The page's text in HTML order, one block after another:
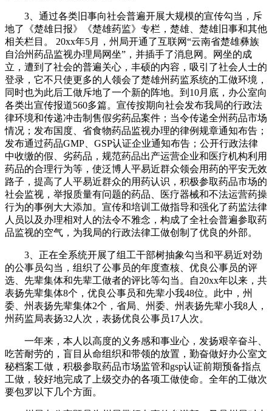
3、通过各类旧事向社会普遍开展大规模的宣传勾当，斥
地了《楚雄日报》《楚雄药监》专栏，楚雄、楚雄旧事和其他
相关栏目。 20xx年5月，州局开通了互联网“云南省楚雄彝族
自治州药品监视办理局网坐”，并插手了消息网。网坐的成
立，遭到了社会的普遍关心，丰硕的内容，吸引了社会人士的
登录，它不只使更多的人领会了楚雄州药监系统的工做环境，
同时也为此后工做斥地了一个新的阵地。到10月底，办公室向
各类出宣传报道560多篇。宣传按期向社会发布我局的行政法
律环境和传递冲击制售假劣药品案件；当令传递全州药品市场
情况；发布国度、省食物药品监视办理的律例规章通知布告；
发布通过药品GMP、GSP认证企业通知布告；公开行政法律
中收缴的假、劣药品，规范药品出产运营企业和医疗机构利用
药品的合理行为等，使泛博人平易近群众领会用药的平安无效
路子，提高了人平易近群众的用药认识，积极参取药品市场的
社会监视，举报质量有问题的药品、医疗器械和不法运营药操
行为的事例大大添加。宣传和培训工做指导和强化了药监法律
人员以及办理相对人的法令不雅念，构成了全社会普遍参取药
品监视的空气，为我局的行政法律工做创制了优良的外部。
3、正在全系统开展了组工干部树抽象勾当和平易近对劲
的公事员勾当，组织了公事员的年度查核、优良公事员的评
选、先辈集体和先辈工做者的评比等勾当。自20xx年以来，共
表扬先辈集体8个，优良公事员和先辈小我48位。此中，州
委、州表扬先辈集体2个，省局、州委、州表扬先辈小我8人，
州药监局表扬32人次，表扬优良公事员17人次。
一年来，本人以高度的义务感和事业心，发扬艰辛奋斗、
吃苦耐劳的，盲目从命组织和带领的放置，勤奋做好办公室文
秘档案工做，积极参取药品市场监管和gsp认证前期预备指点
工做，较好地完成了上级交办的各项工做使命。全年的工做次
要包罗以下几个方面。